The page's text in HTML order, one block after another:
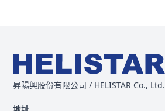
昇陽興股份有限公司 / HELISTAR Co., Ltd.